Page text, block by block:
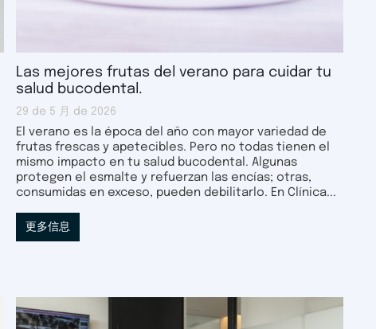
Las mejores frutas del verano para cuidar tu
salud bucodental.
29 de 5 月 de 2026
El verano es la época del año con mayor variedad de
frutas frescas y apetecibles. Pero no todas tienen el
mismo impacto en tu salud bucodental. Algunas
protegen el esmalte y refuerzan las encías; otras,
consumidas en exceso, pueden debilitarlo. En Clínica...
更多信息